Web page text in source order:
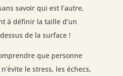
savoir qui est l’autre,
à définir la taille d’un
de la surface !
que personne
le stress, les échecs,